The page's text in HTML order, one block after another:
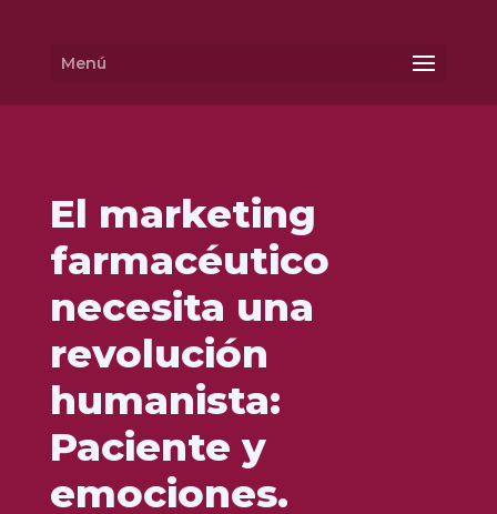
Menú
El marketing
farmacéutico
necesita una
revolución
humanista:
Paciente y
emociones.